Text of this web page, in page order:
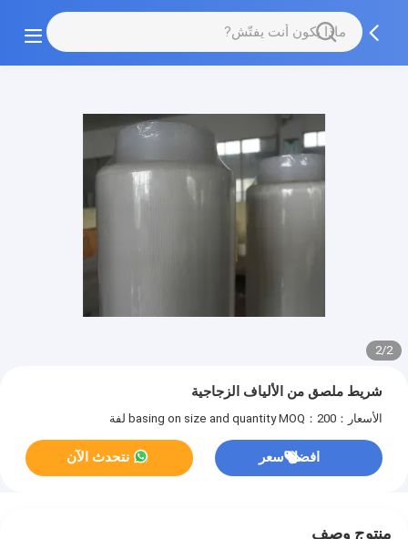
2/2
شريط ملصق من الألياف الزجاجية
الأسعار：basing on size and quantity MOQ：200 لفة
افضل سعر نتحدث الآن
منتوج وصف